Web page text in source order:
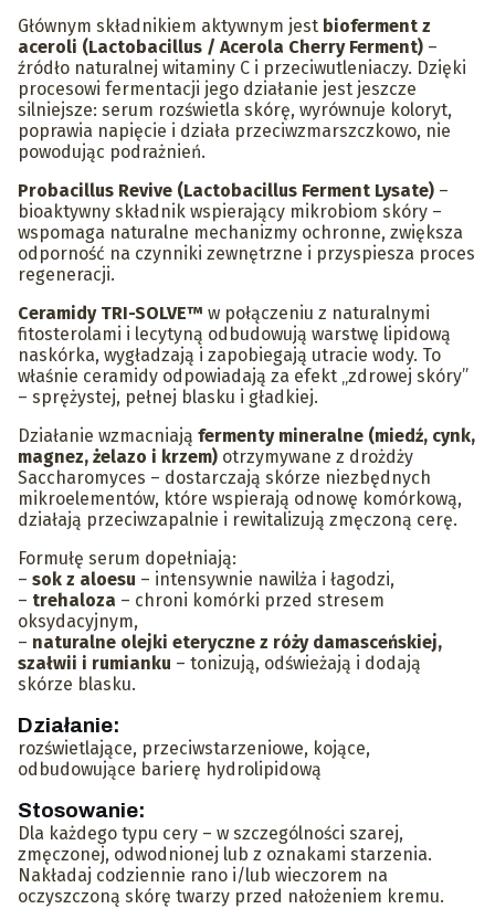
Głównym składnikiem aktywnym jest bioferment z
aceroli (Lactobacillus / Acerola Cherry Ferment) –
źródło naturalnej witaminy C i przeciwutleniaczy. Dzięki
procesowi fermentacji jego działanie jest jeszcze
silniejsze: serum rozświetla skórę, wyrównuje koloryt,
poprawia napięcie i działa przeciwzmarszczkowo, nie
powodując podrażnień.
Probacillus Revive (Lactobacillus Ferment Lysate) –
bioaktywny składnik wspierający mikrobiom skóry –
wspomaga naturalne mechanizmy ochronne, zwiększa
odporność na czynniki zewnętrzne i przyspiesza proces
regeneracji.
Ceramidy TRI-SOLVE™ w połączeniu z naturalnymi
fitosterolami i lecytyną odbudowują warstwę lipidową
naskórka, wygładzają i zapobiegają utracie wody. To
właśnie ceramidy odpowiadają za efekt „zdrowej skóry”
– sprężystej, pełnej blasku i gładkiej.
Działanie wzmacniają fermenty mineralne (miedź, cynk,
magnez, żelazo i krzem) otrzymywane z drożdży
Saccharomyces – dostarczają skórze niezbędnych
mikroelementów, które wspierają odnowę komórkową,
działają przeciwzapalnie i rewitalizują zmęczoną cerę.
Formułę serum dopełniają:
– sok z aloesu – intensywnie nawilża i łagodzi,
– trehaloza – chroni komórki przed stresem
oksydacyjnym,
– naturalne olejki eteryczne z róży damasceńskiej,
szałwii i rumianku – tonizują, odświeżają i dodają
skórze blasku.
Działanie:
rozświetlające, przeciwstarzeniowe, kojące,
odbudowujące barierę hydrolipidową
Stosowanie:
Dla każdego typu cery – w szczególności szarej,
zmęczonej, odwodnionej lub z oznakami starzenia.
Nakładaj codziennie rano i/lub wieczorem na
oczyszczoną skórę twarzy przed nałożeniem kremu.